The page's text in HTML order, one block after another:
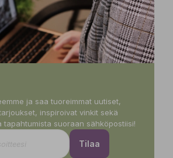
ja saa tuoreimmat uutiset,
inspiroivat vinkit sekä
tapahtumista suoraan sähköpostiisi!
Tilaa